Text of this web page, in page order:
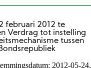
februari 2012 te
Verdrag tot instelling
tussen
2012-05-24,